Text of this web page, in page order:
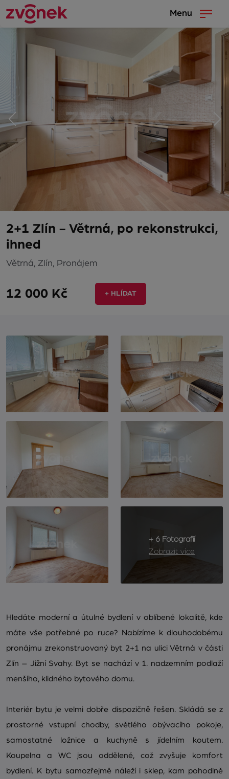
Menu
2+1 Zlín - Větrná, po rekonstrukci,
ihned
Větrná, Zlín, Pronájem
12 000 Kč + HLÍDAT
+ 6 Fotografií
Zobrazit více
Hledáte moderní a útulné bydlení v oblíbené lokalitě, kde
máte vše potřebné po ruce? Nabízíme k dlouhodobému
pronájmu zrekonstruovaný byt 2+1 na ulici Větrná v části
Zlín – Jižní Svahy. Byt se nachází v 1. nadzemním podlaží
menšího, klidného bytového domu.
Interiér bytu je velmi dobře dispozičně řešen. Skládá se z
prostorné vstupní chodby, světlého obývacího pokoje,
samostatné ložnice a kuchyně s jídelním koutem.
Koupelna a WC jsou oddělené, což zvyšuje komfort
bydlení. K bytu samozřejmě náleží i sklep, kam pohodlně